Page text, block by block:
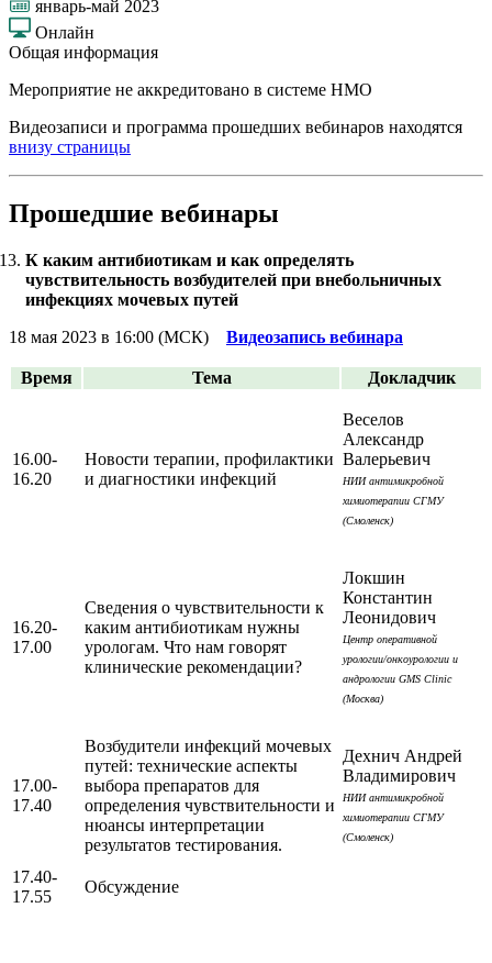
январь-май 2023
Онлайн
Общая информация
Мероприятие не аккредитовано в системе НМО
Видеозаписи и программа прошедших вебинаров находятся
внизу страницы
Прошедшие вебинары
К каким антибиотикам и как определять
чувствительность возбудителей при внебольничных
инфекциях мочевых путей
18 мая 2023 в 16:00 (МСК) Видеозапись вебинара
Время Тема Докладчик
16.00-
16.20
Новости терапии, профилактики
и диагностики инфекций
Веселов
Александр
Валерьевич
НИИ антимикробной
химиотерапии СГМУ
(Смоленск)
16.20-
17.00
Сведения о чувствительности к
каким антибиотикам нужны
урологам. Что нам говорят
клинические рекомендации?
Локшин
Константин
Леонидович
Центр оперативной
урологии/онкоурологии и
андрологии GMS Clinic
(Москва)
17.00-
17.40
Возбудители инфекций мочевых
путей: технические аспекты
выбора препаратов для
определения чувствительности и
нюансы интерпретации
результатов тестирования.
Дехнич Андрей
Владимирович
НИИ антимикробной
химиотерапии СГМУ
(Смоленск)
17.40-
17.55
Обсуждение